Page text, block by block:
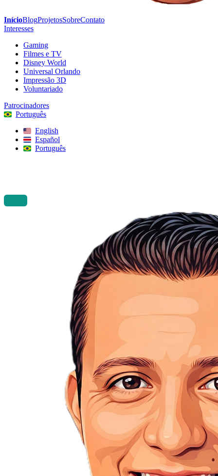
InícioBlogProjetosSobreContato
Interesses
Gaming
Filmes e TV
Disney World
Universal Orlando
Impressão 3D
Voluntariado
Patrocinadores
Português
English
Español
Português